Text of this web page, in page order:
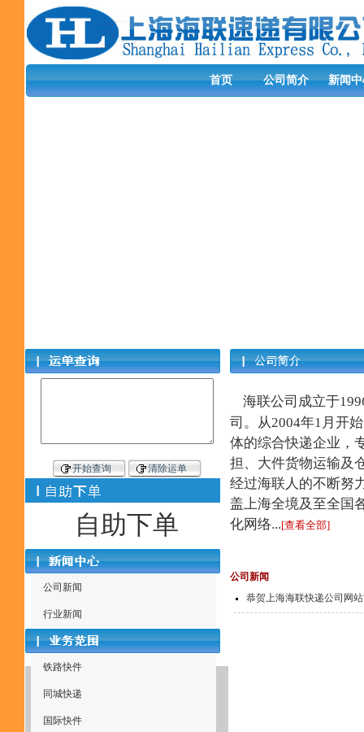
新闻
公司简介
首页
自助下单
公司新闻
行业新闻
铁路快件
同城快递
国际快件
海联公司成立于
司。从2004年1月开
体的综合快递企业，
担、大件货物运输及
经过海联人的不断努
盖上海全境及至全国
化网络... [查看全部]
公司新闻
恭贺上海海联快递公司网